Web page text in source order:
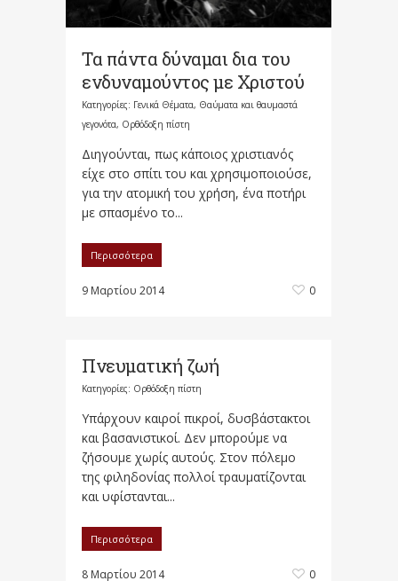
Τα πάντα δύναμαι δια του
ενδυναμούντος με Χριστού
Κατηγορίες: Γενικά Θέματα, Θαύματα και θαυμαστά
γεγονότα, Ορθόδοξη πίστη
Διηγούνται, πως κάποιος χριστιανός
είχε στο σπίτι του και χρησιμοποιούσε,
για την ατομική του χρήση, ένα ποτήρι
με σπασμένο το...
Περισσότερα
9 Μαρτίου 2014 0
Πνευματική ζωή
Κατηγορίες: Ορθόδοξη πίστη
Υπάρχουν καιροί πικροί, δυσβάστακτοι
και βασανιστικοί. Δεν μπορούμε να
ζήσουμε χωρίς αυτούς. Στον πόλεμο
της φιληδονίας πολλοί τραυματίζονται
και υφίστανται...
Περισσότερα
8 Μαρτίου 2014 0